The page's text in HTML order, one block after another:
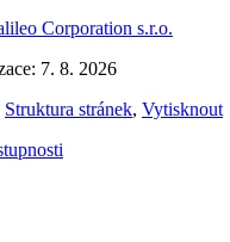
Corporation s.r.o.
7. 8. 2026
Struktura stránek, Vytisknout